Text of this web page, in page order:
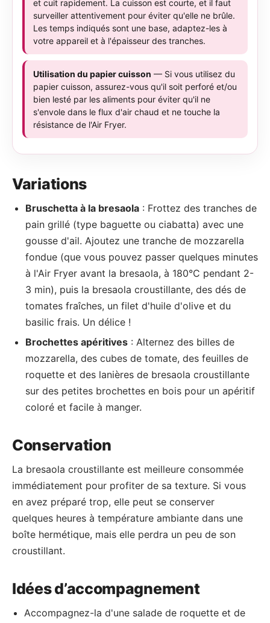
et cuit rapidement. La cuisson est courte, et il faut
surveiller attentivement pour éviter qu'elle ne brûle.
Les temps indiqués sont une base, adaptez-les à
votre appareil et à l'épaisseur des tranches.
Utilisation du papier cuisson — Si vous utilisez du
papier cuisson, assurez-vous qu'il soit perforé et/ou
bien lesté par les aliments pour éviter qu'il ne
s'envole dans le flux d'air chaud et ne touche la
résistance de l'Air Fryer.
Variations
Bruschetta à la bresaola : Frottez des tranches de
pain grillé (type baguette ou ciabatta) avec une
gousse d'ail. Ajoutez une tranche de mozzarella
fondue (que vous pouvez passer quelques minutes
à l'Air Fryer avant la bresaola, à 180°C pendant 2-
3 min), puis la bresaola croustillante, des dés de
tomates fraîches, un filet d'huile d'olive et du
basilic frais. Un délice !
Brochettes apéritives : Alternez des billes de
mozzarella, des cubes de tomate, des feuilles de
roquette et des lanières de bresaola croustillante
sur des petites brochettes en bois pour un apéritif
coloré et facile à manger.
Conservation
La bresaola croustillante est meilleure consommée
immédiatement pour profiter de sa texture. Si vous
en avez préparé trop, elle peut se conserver
quelques heures à température ambiante dans une
boîte hermétique, mais elle perdra un peu de son
croustillant.
Idées d’accompagnement
Accompagnez-la d'une salade de roquette et de